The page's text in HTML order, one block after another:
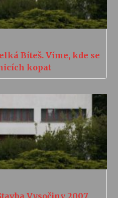
Bíteš. Víme, kde se
kopat